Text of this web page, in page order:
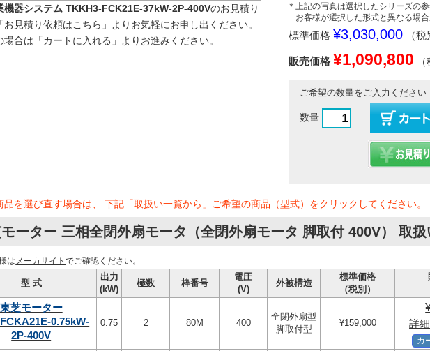
＊上記の写真は選択したシリーズの参
お客様が選択した形式と異なる場合
標準価格 ¥3,030,000 （税
販売価格 ¥1,090,800
ご希望の数量をご入力ください
数量
機器システム TKKH3-FCK21E-37kW-2P-400Vのお見積り
お見積り依頼はこちら」よりお気軽にお申し出ください。
場合は「カートに入れる」よりお進みください。
品を選び直す場合は、 下記「取扱い一覧から」ご希望の商品（型式）をクリックしてください。
ーター 三相全閉外扇モータ（全閉外扇モータ 脚取付 400V） 取扱
は メーカサイトでご確認ください。
型 式
出力
(kW)
極数 枠番号
電圧
(V)
外被構造
標準価格
（税別）
東芝モーター
0.75kW-
2P-400V
0.75 2 80M 400
全閉外扇型
脚取付型
¥159,000 詳
カ